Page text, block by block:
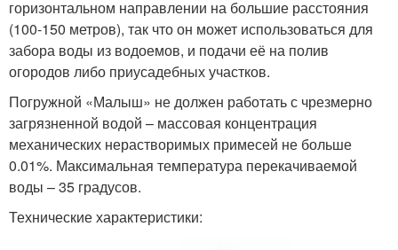
горизонтальном направлении на большие расстояния
(100-150 метров), так что он может использоваться для
забора воды из водоемов, и подачи её на полив
огородов либо приусадебных участков.
Погружной «Малыш» не должен работать с чрезмерно
загрязненной водой – массовая концентрация
механических нерастворимых примесей не больше
0.01%. Максимальная температура перекачиваемой
воды – 35 градусов.
Технические характеристики: